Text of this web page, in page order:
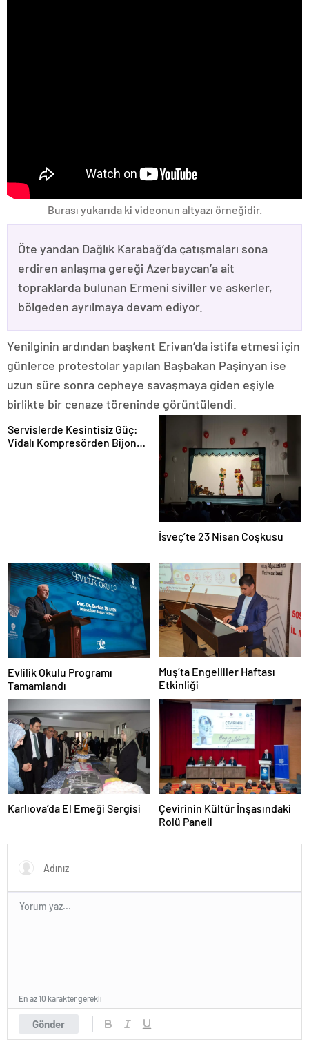
Burası yukarıda ki videonun altyazı örneğidir.
Öte yandan Dağlık Karabağ’da çatışmaları sona
erdiren anlaşma gereği Azerbaycan’a ait
topraklarda bulunan Ermeni siviller ve askerler,
bölgeden ayrılmaya devam ediyor.
Yenilginin ardından başkent Erivan’da istifa etmesi için
günlerce protestolar yapılan Başbakan Paşinyan ise
uzun süre sonra cepheye savaşmaya giden eşiyle
birlikte bir cenaze töreninde görüntülendi.
Servislerde Kesintisiz Güç:
Vidalı Kompresörden Bijon
İsveç’te 23 Nisan Coşkusu
Evlilik Okulu Programı
Tamamlandı
Muş’ta Engelliler Haftası
Etkinliği
Karlıova’da El Emeği Sergisi
Çevirinin Kültür İnşasındaki
Rolü Paneli
Gönder
En az 10 karakter gerekli